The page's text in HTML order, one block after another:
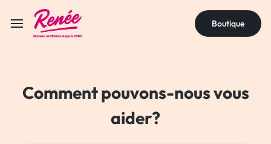
Boutique
Comment pouvons-nous vous
aider?